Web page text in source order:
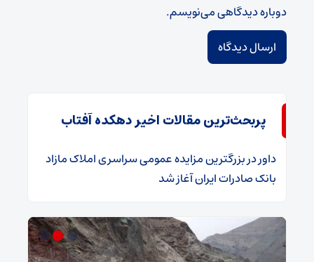
دوباره دیدگاهی می‌نویسم.
پربحث‌ترین مقالات اخیر دهکده آفتاب
داوردر​بزرگترین مزایده عمومی سراسری املاک مازاد
بانک صادرات ایران آغاز شد